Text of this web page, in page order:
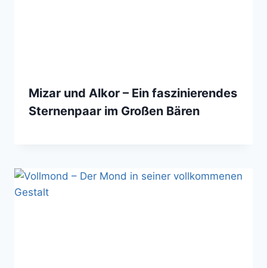
Mizar und Alkor – Ein faszinierendes
Sternenpaar im Großen Bären